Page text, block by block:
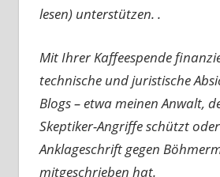
lesen) unterstützen. .
Mit Ihrer Kaffeespende
technische und juristische
Blogs – etwa meinen Anwalt,
Skeptiker-Angriffe schützt
Anklageschrift gegen
mitgeschrieben hat.